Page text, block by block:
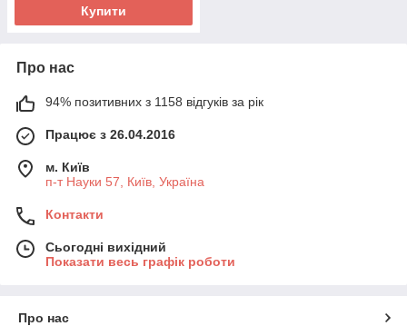
Купити
Про нас
94% позитивних з 1158 відгуків за рік
Працює з 26.04.2016
м. Київ
п-т Науки 57, Київ, Україна
Контакти
Сьогодні вихідний
Показати весь графік роботи
Про нас